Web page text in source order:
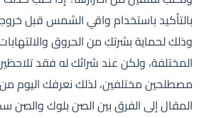
بالتأكيد باستخدام واقي الشمس قبل
وذلك لحماية بشرتكِ من الحروق
المختلفة، ولكن عند شرائك له فقد
مصطلحين مختلفين، لذلك نعرفك اليوم
المقال إلى الفرق بين الصن بلوك والصن